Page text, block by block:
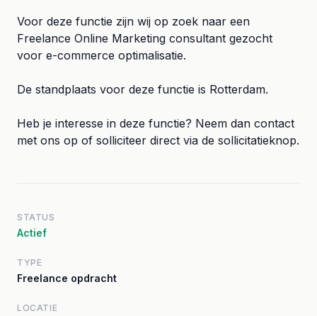
Voor deze functie zijn wij op zoek naar een
Freelance Online Marketing consultant gezocht
voor e-commerce optimalisatie.
De standplaats voor deze functie is Rotterdam.
Heb je interesse in deze functie? Neem dan contact
met ons op of solliciteer direct via de sollicitatieknop.
STATUS
Actief
TYPE
Freelance opdracht
LOCATIE